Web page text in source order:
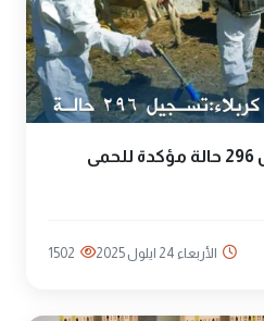
احدها في كربلاء:تسجيل 296 حالة مؤكدة للحمى
الأربعاء 24 ايلول 2025 1502